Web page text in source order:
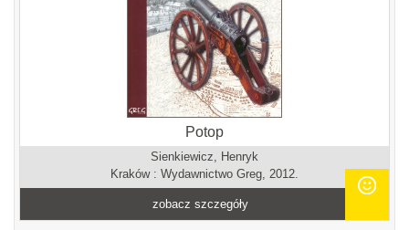
Potop
Sienkiewicz, Henryk
Kraków : Wydawnictwo Greg, 2012.
zobacz szczegóły